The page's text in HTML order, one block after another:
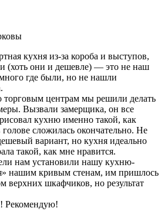
кухня из-за короба и выступов,
(хоть они и дешевле) — это не наш
где были, но не нашли
торговым центрам мы решили делать
Вызвали замерщика, он все
кухню именно такой, как
голове сложилась окончательно. Не
вариант, но кухня идеально
такой, как мне нравится.
нам установили нашу кухню-
нашим кривым стенам, им пришлось
верхних шкафчиков, но результат
Рекомендую!